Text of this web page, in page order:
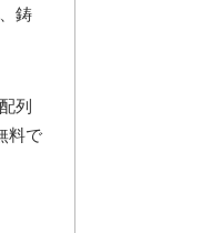
鋳
列
料で